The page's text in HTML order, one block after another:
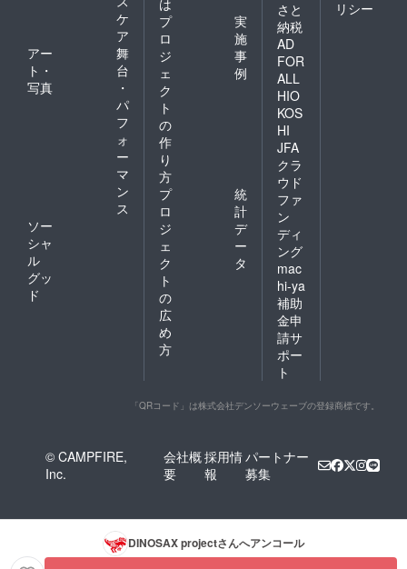
ケ
ア
アー
ト・
写真
舞
台
・
パ
フ
ォ
ー
マ
ン
ス
ソー
シャ
ル
グッ
ド
プ
ロ
ジ
ェ
ク
ト
の
作
り
方
実
施
事
例
プ
ロ
ジ
ェ
ク
ト
の
広
め
方
統
計
デ
ー
タ
さと
納税
AD
FOR
ALL
HIO
KOS
HI
JFA
クラ
ウド
ファ
ン
ディ
ング
mac
hi-ya
補助
金申
請サ
ポー
ト
リシー
「QRコード」は株式会社デンソーウェーブの登録商標です。
© CAMPFIRE,
Inc.
会社概
要
採用情
報
パートナー
募集
DINOSAX projectさんへアンコール